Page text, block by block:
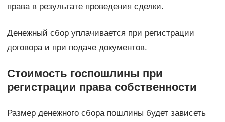
права в результате проведения сделки.
Денежный сбор уплачивается при регистрации
договора и при подаче документов.
Стоимость госпошлины при
регистрации права собственности
Размер денежного сбора пошлины будет зависеть